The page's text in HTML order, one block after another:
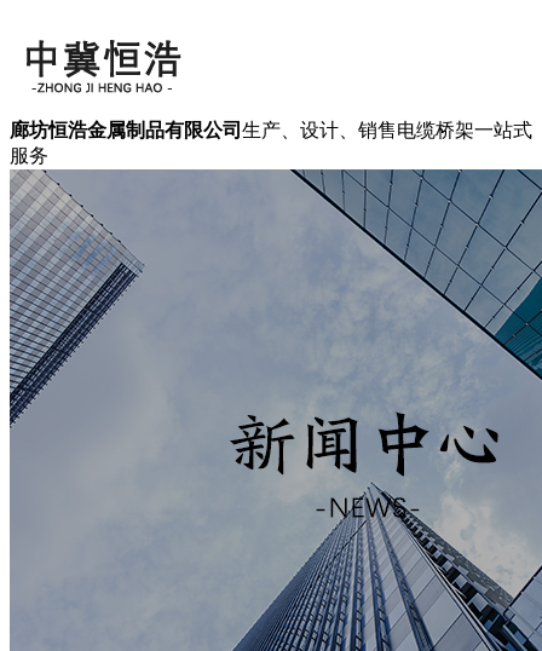
廊坊恒浩金属制品有限公司 生产、设计、销售电缆桥架一站式
服务